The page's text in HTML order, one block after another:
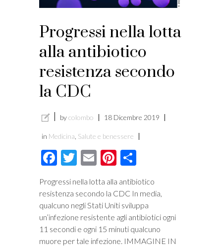
Progressi nella lotta
alla antibiotico
resistenza secondo
la CDC
bycolombo 18 Dicembre 2019
in Medicina Salute e benessere
Facebook
Twitter
EmailPinterest
Progressi nella lotta alla antibiotico
resistenza secondo la CDC In media,
qualcuno negli Stati Uniti sviluppa
un’infezione resistente agli antibiotici ogni
11 secondi e ogni 15 minuti qualcuno
muore per tale infezione. IMMAGINE IN